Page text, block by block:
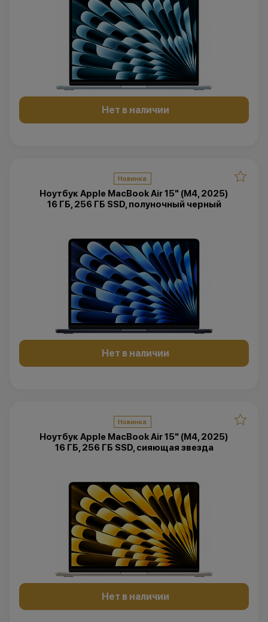
Нет в наличии
Новинка
Ноутбук Apple MacBook Air 15" (M4, 2025)
16 ГБ, 256 ГБ SSD, полуночный черный
Нет в наличии
Новинка
Ноутбук Apple MacBook Air 15" (M4, 2025)
16 ГБ, 256 ГБ SSD, сияющая звезда
Нет в наличии